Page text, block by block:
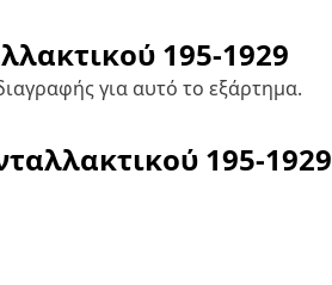
195-1929
για αυτό το εξάρτημα.
195-1929